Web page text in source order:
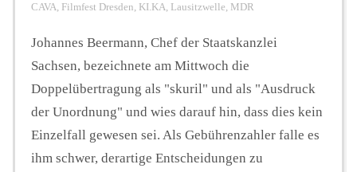
CAVA, Filmfest Dresden, KI.KA, Lausitzwelle, MDR
Johannes Beermann, Chef der Staatskanzlei
Sachsen, bezeichnete am Mittwoch die
Doppelübertragung als "skuril" und als "Ausdruck
der Unordnung" und wies darauf hin, dass dies kein
Einzelfall gewesen sei. Als Gebührenzahler falle es
ihm schwer, derartige Entscheidungen zu